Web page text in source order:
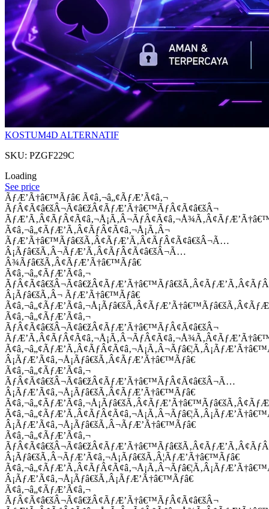
KOSTUM4D ALTERNATIF
SKU: PZGF229C
Loading
See price
ÃƒÆ’Ã†â€™Ãƒâ€ Ã¢â‚¬â„¢ÃƒÆ’Ã¢â‚¬
ÃƒÂ¢Ã¢â€šÂ¬Ã¢â€žÂ¢ÃƒÆ’Ã†â€™ÃƒÂ¢Ã¢â€šÂ¬
Ã¢â‚¬â„¢ÃƒÆ’Ã‚Â¢ÃƒÂ¢Ã¢â‚¬Å¡Ã‚Â¬
ÃƒÆ’Ã†â€™Ãƒâ€šÃ‚Â¢ÃƒÆ’Ã‚Â¢ÃƒÂ¢Ã¢â€šÂ¬Ã…
Â¡Ãƒâ€šÃ‚Â¬ÃƒÆ’Ã‚Â¢ÃƒÂ¢Ã¢â€šÂ¬Ã…
Â¾Ãƒâ€šÃ‚Â¢ÃƒÆ’Ã†â€™Ãƒâ€
Ã¢â‚¬â„¢ÃƒÆ’Ã¢â‚¬
Â¡Ãƒâ€šÃ‚Â¬ ÃƒÆ’Ã†â€™Ãƒâ€
Ã¢â‚¬â„¢ÃƒÆ’Ã¢â‚¬
ÃƒÂ¢Ã¢â€šÂ¬Ã¢â€žÂ¢ÃƒÆ’Ã†â€™ÃƒÂ¢Ã¢â€šÂ¬
Â¡ÃƒÆ’Ã¢â‚¬Å¡Ãƒâ€šÃ‚Â¢ÃƒÆ’Ã†â€™Ãƒâ€
Ã¢â‚¬â„¢ÃƒÆ’Ã¢â‚¬
ÃƒÂ¢Ã¢â€šÂ¬Ã¢â€žÂ¢ÃƒÆ’Ã†â€™ÃƒÂ¢Ã¢â€šÂ¬Ã…
Â¡ÃƒÆ’Ã¢â‚¬Å¡Ãƒâ€šÃ‚Â¢ÃƒÆ’Ã†â€™Ãƒâ€
Â¡ÃƒÆ’Ã¢â‚¬Å¡Ãƒâ€šÃ‚Â¬ÃƒÆ’Ã†â€™Ãƒâ€
Ã¢â‚¬â„¢ÃƒÆ’Ã¢â‚¬
Â¡Ãƒâ€šÃ‚Â¬ÃƒÆ’Ã¢â‚¬Å¡Ãƒâ€šÃ‚Â¦ÃƒÆ’Ã†â€™Ãƒâ€
Â¡ÃƒÆ’Ã¢â‚¬Å¡Ãƒâ€šÃ‚Â¡ÃƒÆ’Ã†â€™Ãƒâ€
Ã¢â‚¬â„¢ÃƒÆ’Ã¢â‚¬
ÃƒÂ¢Ã¢â€šÂ¬Ã¢â€žÂ¢ÃƒÆ’Ã†â€™ÃƒÂ¢Ã¢â€šÂ¬